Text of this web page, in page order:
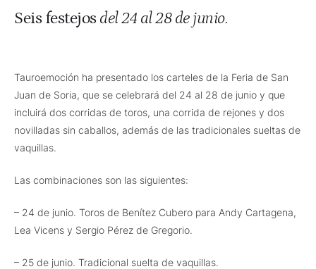
Seis festejosdel 24 al 28 de junio.
Tauroemoción ha presentado los carteles de la Feria de San
Juan de Soria, que se celebrará del 24 al 28 de junio y que
incluirá dos corridas de toros, una corrida de rejones y dos
novilladas sin caballos, además de las tradicionales sueltas de
vaquillas.
Las combinaciones son las siguientes:
– 24 de junio. Toros de Benítez Cubero para Andy Cartagena,
Lea Vicens y Sergio Pérez de Gregorio.
– 25 de junio. Tradicional suelta de vaquillas.